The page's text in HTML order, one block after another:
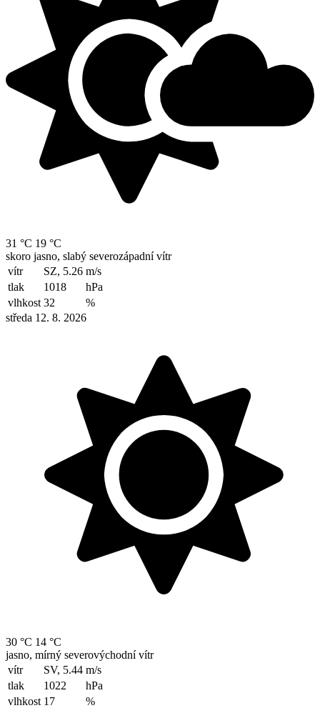
31 °C 19 °C
skoro jasno, slabý severozápadní vítr
vítr
SZ, 5.26 m/s
tlak
1018
hPa
vlhkost 32
%
středa 12. 8. 2026
30 °C 14 °C
jasno, mírný severovýchodní vítr
vítr
SV, 5.44 m/s
tlak
1022
hPa
vlhkost 17 %